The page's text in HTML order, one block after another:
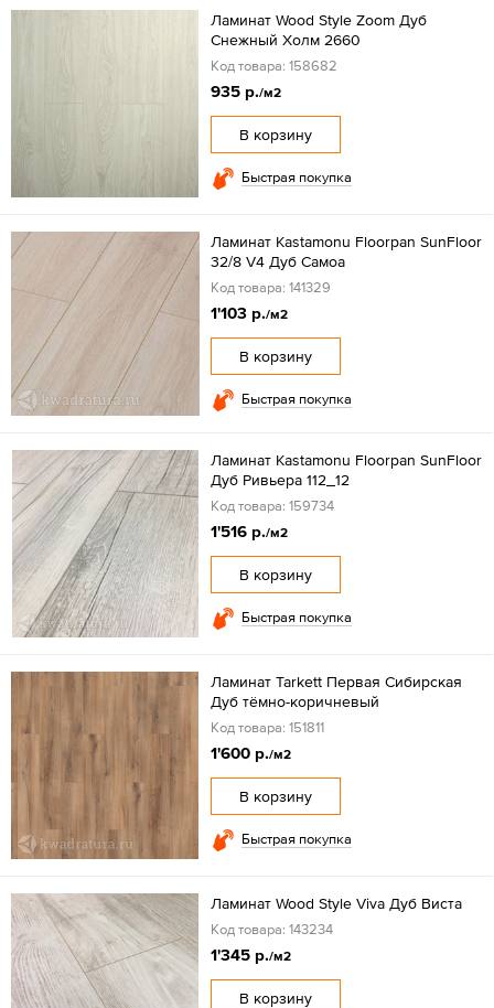
Ламинат Wood Style Zoom Дуб
Снежный Холм 2660
Код товара: 158682
935 р./м2
В корзину
Быстрая покупка
Ламинат Kastamonu Floorpan SunFloor
32/8 V4 Дуб Самоа
Код товара: 141329
1'103 р./м2
В корзину
Быстрая покупка
Ламинат Kastamonu Floorpan SunFloor
Дуб Ривьера 112_12
Код товара: 159734
1'516 р./м2
В корзину
Быстрая покупка
Ламинат Tarkett Первая Сибирская
Дуб тёмно-коричневый
Код товара: 151811
1'600 р./м2
В корзину
Быстрая покупка
Ламинат Wood Style Viva Дуб Виста
Код товара: 143234
1'345 р./м2
В корзину